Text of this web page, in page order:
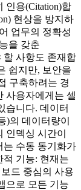
인용(Citation)합
현상을 방지하
업무의 정확성
을 갖춘
할 사항도 존재합
쉽지만, 보안을
구축하려는 경
사용자에게는 셀
습니다. 데이터
)의 데이터량이
인덱싱 시간이
는 수동 동기화가
적 기능: 현재는
드 중심의 사용
으로 모든 기능